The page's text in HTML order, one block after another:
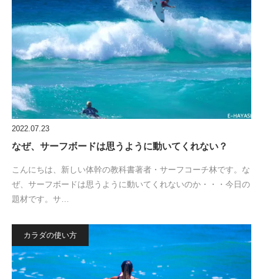
2022.07.23
なぜ、サーフボードは思うように動いてくれない？
こんにちは、新しい体幹の教科書著者・サーフコーチ林です。な
ぜ、サーフボードは思うように動いてくれないのか・・・今日の
題材です。サ…
カラダの使い方